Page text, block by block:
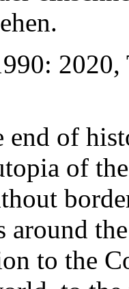
2020,
end of
of
around
to the